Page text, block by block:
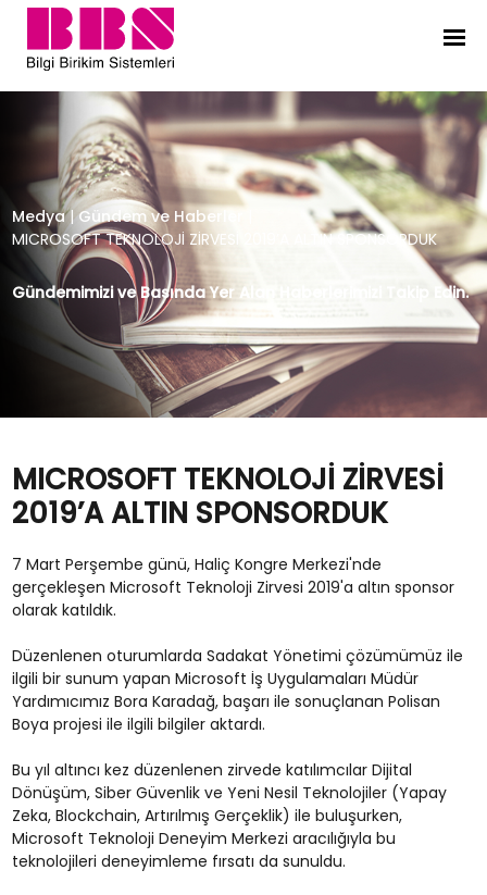
MICROSOFT TEKNOLOJİ ZİRVESİ
Medya | Gündem ve Haberler
MICROSOFT TEKNOLOJİ ZİRVESİ 2019’A ALTIN SPONSORDUK
Gündemimizi ve Basında Yer Alan Haberlerimizi Takip Edin.
MICROSOFT TEKNOLOJİ ZİRVESİ
2019’A ALTIN SPONSORDUK
7 Mart Perşembe günü, Haliç Kongre Merkezi'nde
gerçekleşen Microsoft Teknoloji Zirvesi 2019'a altın sponsor
olarak katıldık.
Düzenlenen oturumlarda Sadakat Yönetimi çözümümüz ile
ilgili bir sunum yapan Microsoft İş Uygulamaları Müdür
Yardımıcımız Bora Karadağ, başarı ile sonuçlanan Polisan
Boya projesi ile ilgili bilgiler aktardı.
Bu yıl altıncı kez düzenlenen zirvede katılımcılar Dijital
Dönüşüm, Siber Güvenlik ve Yeni Nesil Teknolojiler (Yapay
Zeka, Blockchain, Artırılmış Gerçeklik) ile buluşurken,
Microsoft Teknoloji Deneyim Merkezi aracılığıyla bu
teknolojileri deneyimleme fırsatı da sunuldu.